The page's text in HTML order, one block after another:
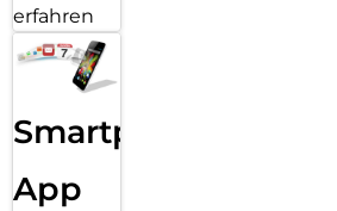
erfahren
Smartphone
App